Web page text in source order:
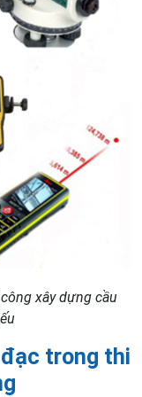
xây dựng cầu
trong thi